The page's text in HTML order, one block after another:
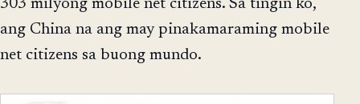
303 milyong mobile net citizens. Sa tingin ko,
ang China na ang may pinakamaraming mobile
net citizens sa buong mundo.